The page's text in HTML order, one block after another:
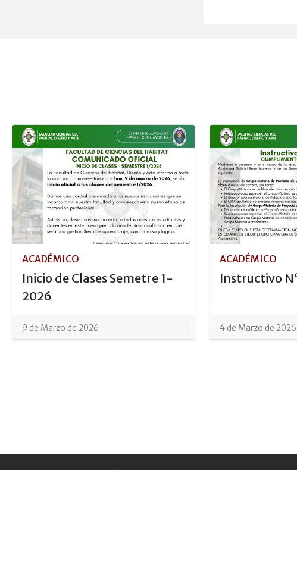
ACADÉMICO
Inicio de Clases Semetre 1-
2026
9 de Marzo de 2026
ACADÉMICO
Instructivo
4 de Marzo de 2026